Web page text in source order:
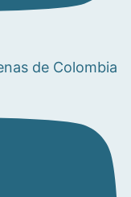
de Colombia